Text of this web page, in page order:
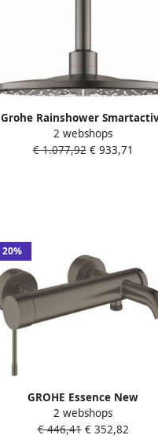
Grohe Rainshower
310 ronde hoofddoucheset
plafondmontage 14.2 cm. 2
2 webshops
€ 1.077,92€ 933,71
20%
GROHE Essence New
Badmengkraan wand
2-gats omstelinrichting
2 webshops
€ 446,41€ 352,82